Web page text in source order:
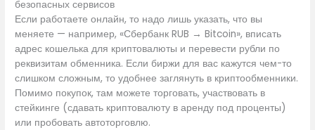
безопасных сервисов
Если работаете онлайн, то надо лишь указать, что вы
меняете — например, «Сбербанк RUB → Bitcoin», вписать
адрес кошелька для криптовалюты и перевести рубли по
реквизитам обменника. Если биржи для вас кажутся чем-то
слишком сложным, то удобнее заглянуть в криптообменники.
Помимо покупок, там можете торговать, участвовать в
стейкинге (сдавать криптовалюту в аренду под проценты)
или пробовать автоторговлю.